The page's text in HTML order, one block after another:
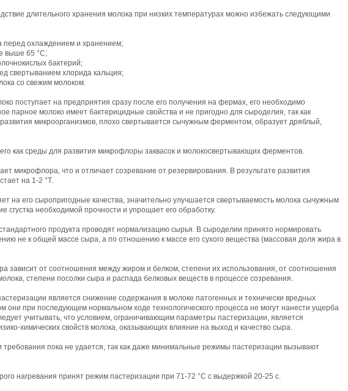
длительного хранения молока при низких температурах можно избежать следующими
перед охлаждением и хранением;
выше 65 °С;
бактерий;
свертыванием хлорида кальция;
со свежим молоком.
поступает на предприятия сразу после его получения на фермах, его необходимо
парное молоко имеет бактерицидные свойства и не пригодно для сыроделия, так как
микроорганизмов, плохо свертывается сычужным ферментом, образует дряблый,
как среды для развития микрофлоры заквасок и молокосвертывающих ферментов.
микрофлора, что и отличает созревание от резервирования. В результате развития
на 1-2 °Т.
на его сыропригодные качества, значительно улучшается свертываемость молока сычужным
сгустка необходимой прочности и упрощает его обработку.
продукта проводят нормализацию сырья. В сыроделии принято нормировать
не к общей массе сыра, а по отношению к массе его сухого вещества (массовая доля жира в
зависит от соотношения между жиром и белком, степени их использования, от соотношения
степени посолки сыра и распада белковых веществ в процессе созревания.
является снижение содержания в молоке патогенных и технически вредных
они при последующем нормальном ходе технологического процесса не могут нанести ущерба
учитывать, что условием, ограничивающим параметры пастеризации, является
химических свойств молока, оказывающих влияние на выход и качество сыра.
пока не удается, так как даже минимальные режимы пастеризации вызывают
нагревания принят режим пастеризации при 71-72 °С с выдержкой 20-25 с.